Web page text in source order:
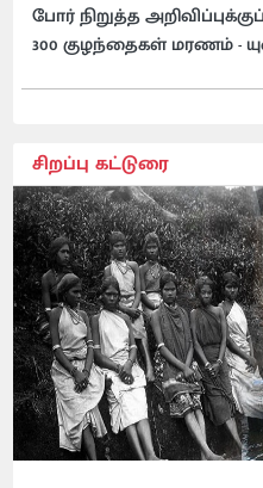
போர் நிறுத்த
300 குழந்தைகள் மரணம் -
சிறப்பு கட்டுரை